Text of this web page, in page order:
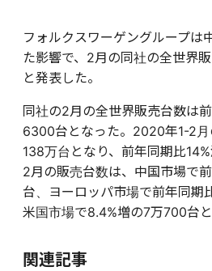
フォルクスワーゲングループは
た影響で、2月の同社の全世界
と発表した。
同社の2月の全世界販売台数は
6300台となった。2020年1-2
138万台となり、前年同期比
2月の販売台数は、中国市場で
台、ヨーロッパ市場で前年同期
米国市場で8.4%増の7万700台と
関連記事